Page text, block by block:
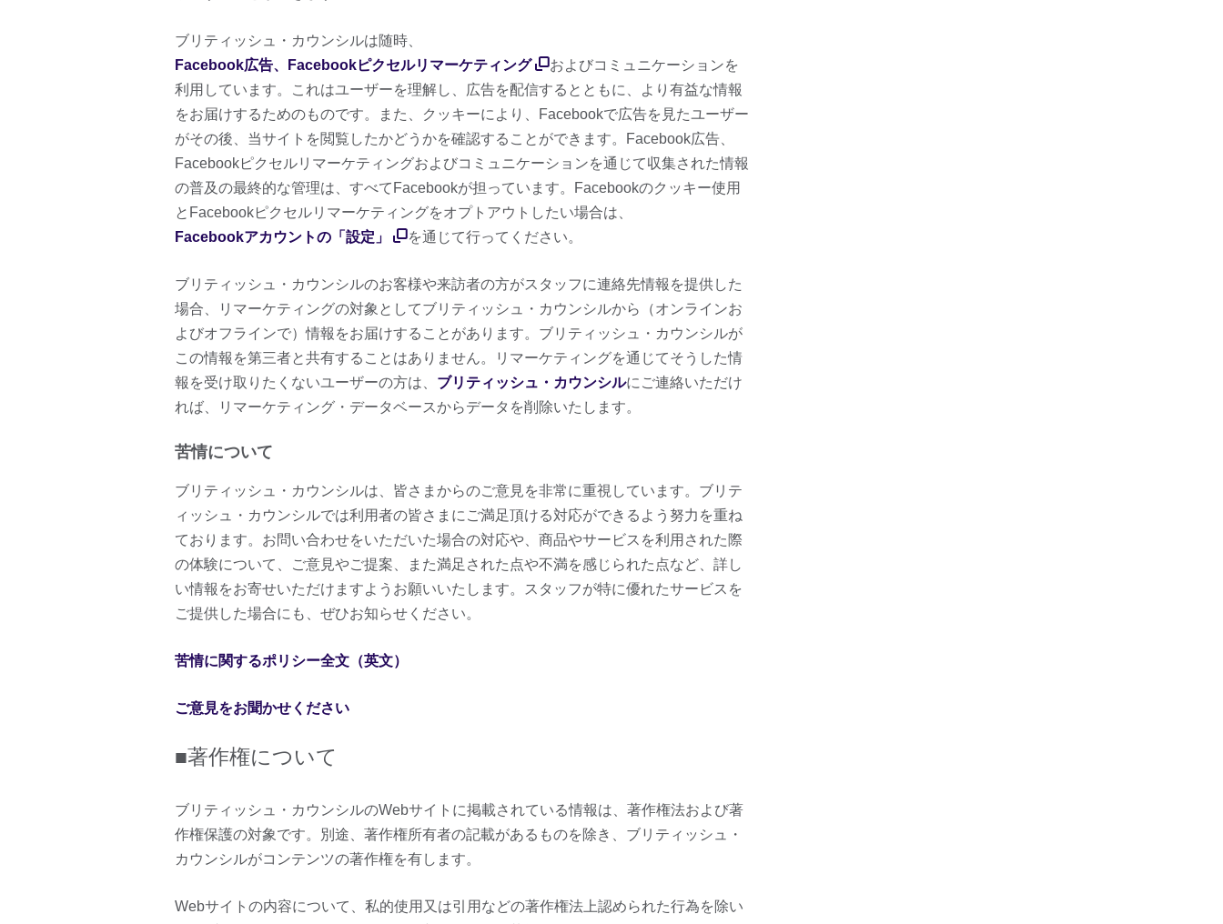
ブリティッシュ・カウンシルは随時、
Facebook広告、Facebookピクセルリマーケティング
およびコミュニケーションを
利用しています。これはユーザーを理解し、広告を配信するとともに、より有益な情報
をお届けするためのものです。また、クッキーにより、Facebookで広告を見たユーザー
がその後、当サイトを閲覧したかどうかを確認することができます。Facebook広告、
Facebookピクセルリマーケティングおよびコミュニケーションを通じて収集された情報
の普及の最終的な管理は、すべてFacebookが担っています。Facebookのクッキー使用
とFacebookピクセルリマーケティングをオプトアウトしたい場合は、
Facebookアカウントの「設定」
を通じて行ってください。
ブリティッシュ・カウンシルのお客様や来訪者の方がスタッフに連絡先情報を提供した
場合、リマーケティングの対象としてブリティッシュ・カウンシルから（オンラインお
よびオフラインで）情報をお届けすることがあります。ブリティッシュ・カウンシルが
この情報を第三者と共有することはありません。リマーケティングを通じてそうした情
報を受け取りたくないユーザーの方は、 ブリティッシュ・カウンシルにご連絡いただけ
れば、リマーケティング・データベースからデータを削除いたします。
苦情について
ブリティッシュ・カウンシルは、皆さまからのご意見を非常に重視しています。ブリテ
ィッシュ・カウンシルでは利用者の皆さまにご満足頂ける対応ができるよう努力を重ね
ております。お問い合わせをいただいた場合の対応や、商品やサービスを利用された際
の体験について、ご意見やご提案、また満足された点や不満を感じられた点など、詳し
い情報をお寄せいただけますようお願いいたします。スタッフが特に優れたサービスを
ご提供した場合にも、ぜひお知らせください。
苦情に関するポリシー全文（英文）
ご意見をお聞かせください
■著作権について
ブリティッシュ・カウンシルのWebサイトに掲載されている情報は、著作権法および著
作権保護の対象です。別途、著作権所有者の記載があるものを除き、ブリティッシュ・
カウンシルがコンテンツの著作権を有します。
Webサイトの内容について、私的使用又は引用などの著作権法上認められた行為を除い